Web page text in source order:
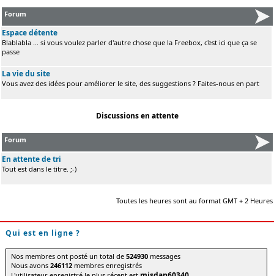
Forum
Espace détente
Blablabla ... si vous voulez parler d'autre chose que la Freebox, c'est ici que ça se
passe
La vie du site
Vous avez des idées pour améliorer le site, des suggestions ? Faites-nous en part
Discussions en attente
Forum
En attente de tri
Tout est dans le titre. ;-)
Toutes les heures sont au format GMT + 2 Heures
Qui est en ligne ?
Nos membres ont posté un total de524930 messages
Nous avons246112 membres enregistrés